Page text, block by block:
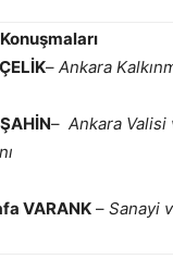
Konuşmaları
– Ankara
– Ankara Valisi
VARANK – Sanayi